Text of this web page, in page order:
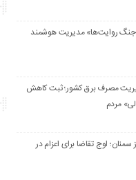
«جنگ روایت‌ها» مدیریت هوشمند
مصرف برق کشور؛ ثبت کاهش
از سمنان؛ اوج تقاضا برای اعزام در